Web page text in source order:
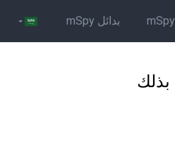
بدائل mSpy
بذلك